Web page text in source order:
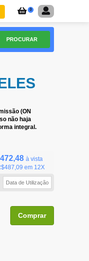
0
PROCURAR
(ON
não haja
integral.
à vista
em 12X
Comprar